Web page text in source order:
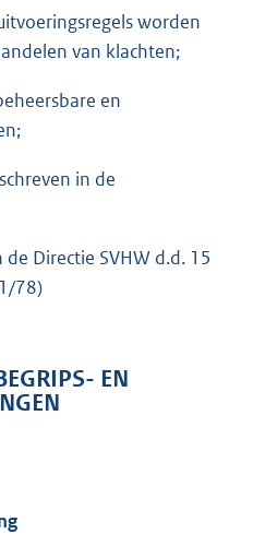
worden
van klachten;
en
in de
Directie SVHW d.d. 15
78)
EN